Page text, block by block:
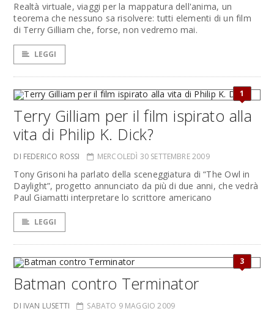
Realtà virtuale, viaggi per la mappatura dell'anima, un
teorema che nessuno sa risolvere: tutti elementi di un film
di Terry Gilliam che, forse, non vedremo mai.
LEGGI
1
Terry Gilliam per il film ispirato alla
vita di Philip K. Dick?
DI FEDERICO ROSSI MERCOLEDÌ 30 SETTEMBRE 2009
Tony Grisoni ha parlato della sceneggiatura di “The Owl in
Daylight”, progetto annunciato da più di due anni, che vedrà
Paul Giamatti interpretare lo scrittore americano
LEGGI
3
Batman contro Terminator
DI IVAN LUSETTI SABATO 9 MAGGIO 2009